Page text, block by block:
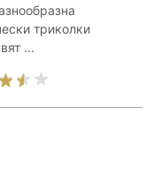
триколки
...